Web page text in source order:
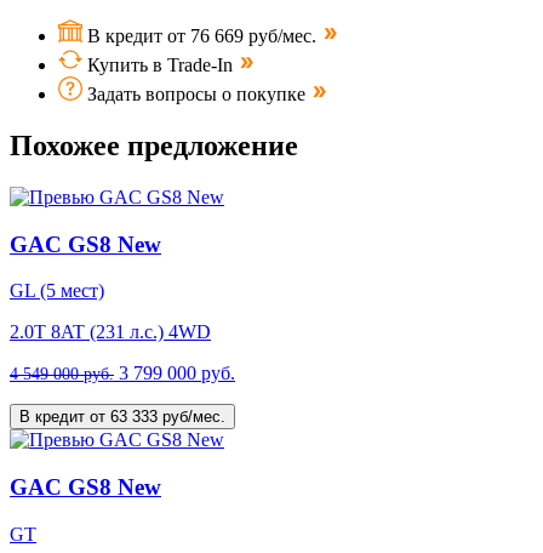
В кредит от 76 669 руб/мес.
Купить в Trade-In
Задать вопросы о покупке
Похожее предложение
GAC GS8 New
GL (5 мест)
2.0T 8AT (231 л.с.) 4WD
4 549 000 руб. 3 799 000 руб.
В кредит от 63 333 руб/мес.
GAC GS8 New
GT